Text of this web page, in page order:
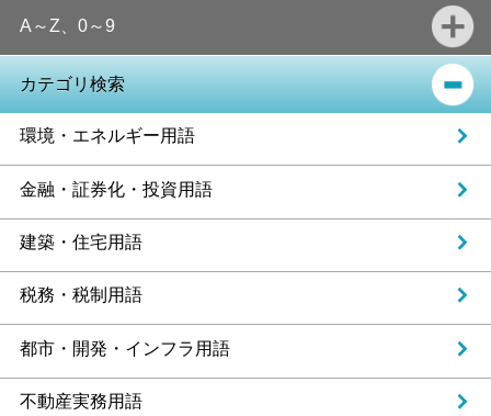
A～Z、0～9
カテゴリ検索
環境・エネルギー用語
金融・証券化・投資用語
建築・住宅用語
税務・税制用語
都市・開発・インフラ用語
不動産実務用語